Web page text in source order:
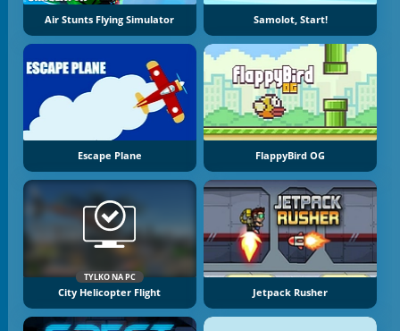
Air Stunts Flying Simulator Samolot, Start!
Escape Plane FlappyBird OG
TYLKO NA PC
City Helicopter Flight Jetpack Rusher